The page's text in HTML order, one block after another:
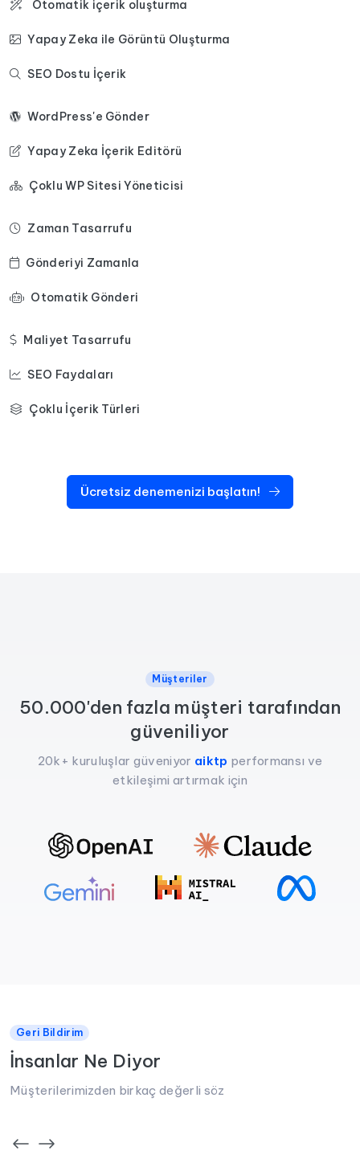
Otomatik içerik oluşturma
Yapay Zeka ile Görüntü Oluşturma
SEO Dostu İçerik
WordPress'e Gönder
Yapay Zeka İçerik Editörü
Çoklu WP Sitesi Yöneticisi
Zaman Tasarrufu
Gönderiyi Zamanla
Otomatik Gönderi
Maliyet Tasarrufu
SEO Faydaları
Çoklu İçerik Türleri
Ücretsiz denemenizi başlatın!
Müşteriler
50.000'den fazla müşteri tarafından
güveniliyor
20k+ kuruluşlar güveniyor aiktp performansı ve
etkileşimi artırmak için
Geri Bildirim
İnsanlar Ne Diyor
Müşterilerimizden birkaç değerli söz